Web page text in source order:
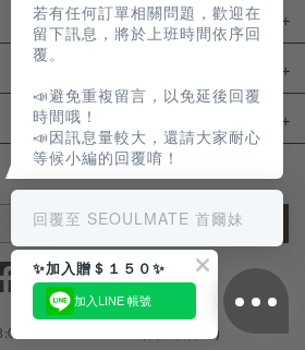
JOIN
/ Mon - Fri(例假日除外)
若有任何訂單相關問題，歡迎在
留下訊息，將於上班時間依序回
覆。
📣避免重複留言，以免延後回覆
時間哦！
📣因訊息量較大，還請大家耐心
等候小編的回覆唷！
回覆至 SEOULMATE 首爾妹
✨加入贈＄１５０✨
加入LINE 帳號